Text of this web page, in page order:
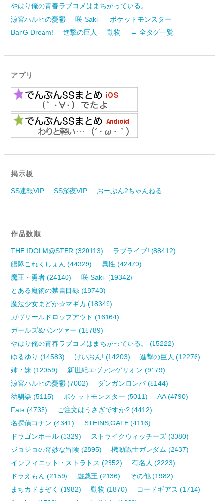
やはり俺の青春ラブコメはまちがっている。
涼宮ハルヒの憂鬱
咲-Saki-
ポケットモンスター
BanG Dream!
進撃の巨人 動物 → 全タグ一覧
アプリ
掲示板
SS速報VIP SS深夜VIP おーぷん2ちゃんねる
作品数順
THE IDOLM@STER (320113)
ラブライブ! (88412)
艦隊これくしょん (44329)
異性 (42479)
魔王・勇者 (24140)
咲-Saki- (19342)
とある魔術の禁書目録 (18743)
魔法少女まどか☆マギカ (18349)
ガヴリールドロップアウト (16164)
ガールズ&パンツァー (15789)
やはり俺の青春ラブコメはまちがっている。 (15222)
ゆるゆり (14583)
けいおん! (14203)
進撃の巨人 (12276)
姉・妹 (12059)
新世紀エヴァンゲリオン (9179)
涼宮ハルヒの憂鬱 (7002)
ダンガンロンパ (5144)
幼馴染 (5115)
ポケットモンスター (5011)
AA (4790)
Fate (4735)
ご注文はうさぎですか? (4412)
名探偵コナン (4341)
STEINS;GATE (4116)
ドラゴンボール (3329)
ストライクウィッチーズ (3080)
ジョジョの奇妙な冒険 (2895)
機動戦士ガンダム (2437)
インフィニット・ストラトス (2352)
有名人 (2223)
ドラえもん (2159)
遊戯王 (2136)
その他 (1982)
まちカドまぞく (1982)
動物 (1870)
コードギアス (1714)